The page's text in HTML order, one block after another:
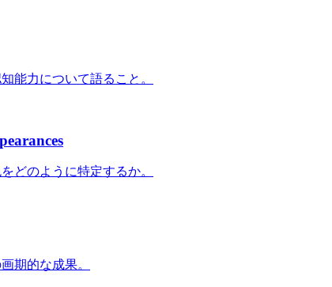
能力について語ること。
どのように特定するか。
期的な成果。